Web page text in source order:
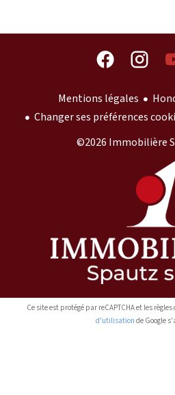
Mentions légales
Changer ses préférences
©2026 Immobilière
Ce site est protégé par reCAPTCHA et les règles
d'utilisation de Google